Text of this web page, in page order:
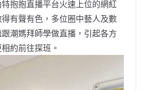
抱抱直播平台火速上位的網紅
有聲有色，多位圈中藝人及數
潮媽拜師學做直播，引起各方
約前往探班。